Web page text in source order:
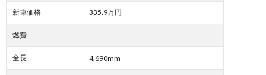
新車価格 335.9万円
燃費
全長 4,690mm